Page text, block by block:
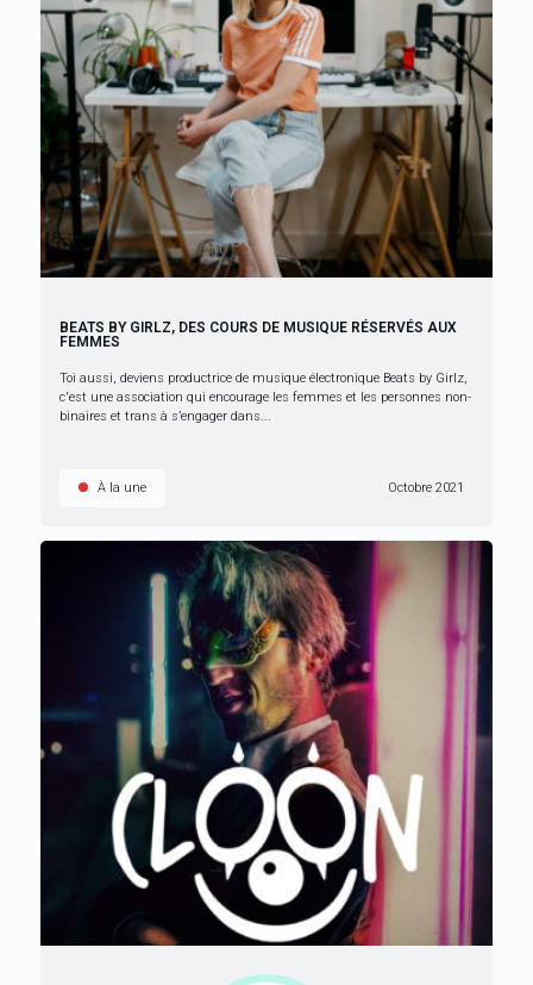
BEATS BY GIRLZ, DES COURS DE MUSIQUE RÉSERVÉS AUX
FEMMES
Toi aussi, deviens productrice de musique électronique Beats by Girlz,
c'est une association qui encourage les femmes et les personnes non-
binaires et trans à s’engager dans...
À la une Octobre 2021